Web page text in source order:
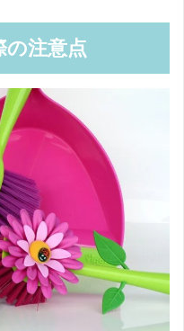
の注意点